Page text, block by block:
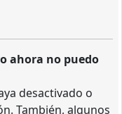
ahora no puedo
desactivado o
También, algunos